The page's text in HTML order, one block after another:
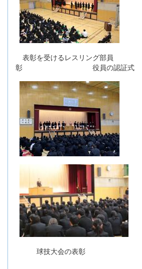
表彰を受けるレスリング部
彰 役員の認証式
球技大会の表彰